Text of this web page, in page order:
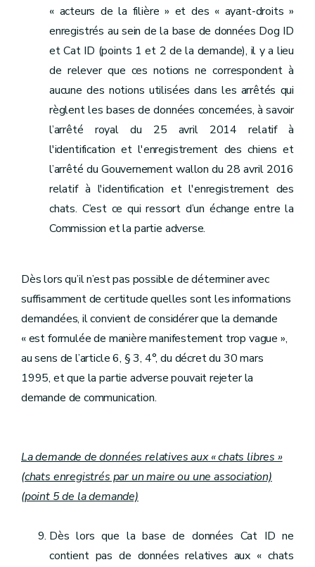
« acteurs de la filière » et des « ayant-droits »
enregistrés au sein de la base de données Dog ID
et Cat ID (points 1 et 2 de la demande), il y a lieu
de relever que ces notions ne correspondent à
aucune des notions utilisées dans les arrêtés qui
règlent les bases de données concernées, à savoir
l’arrêté royal du 25 avril 2014 relatif à
l'identification et l'enregistrement des chiens et
l’arrêté du Gouvernement wallon du 28 avril 2016
relatif à l'identification et l'enregistrement des
chats. C’est ce qui ressort d’un échange entre la
Commission et la partie adverse.
Dès lors qu’il n’est pas possible de déterminer avec
suffisamment de certitude quelles sont les informations
demandées, il convient de considérer que la demande
« est formulée de manière manifestement trop vague »,
au sens de l’article 6, § 3, 4°, du décret du 30 mars
1995, et que la partie adverse pouvait rejeter la
demande de communication.
La demande de données relatives aux « chats libres »
(chats enregistrés par un maire ou une association)
(point 5 de la demande)
Dès lors que la base de données Cat ID ne
contient pas de données relatives aux « chats